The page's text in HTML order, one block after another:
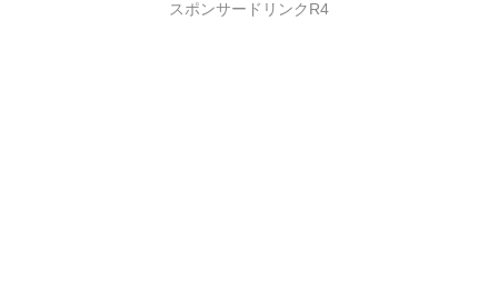
スポンサードリンクR4